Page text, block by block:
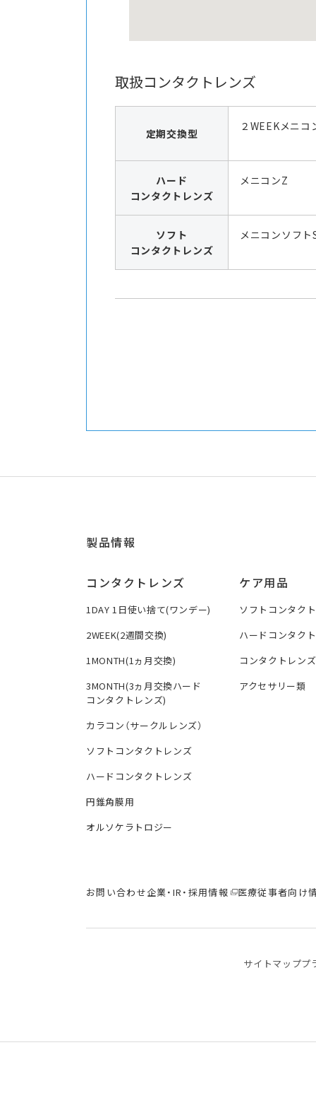
取扱コンタクトレンズ
定期交換型
２WEEKメニ
ハード
コンタクトレンズ
メニコンZ
ソフト
コンタクトレンズ
メニコンソフト
製品情報
コンタクトレンズ
1DAY 1日使い捨て(ワンデー)
2WEEK(2週間交換)
1MONTH(1ヵ月交換)
3MONTH(3ヵ月交換ハード
コンタクトレンズ)
カラコン（サークルレンズ）
ソフトコンタクトレンズ
ハードコンタクトレンズ
円錐角膜用
オルソケラトロジー
ケア用品
ソフトコンタク
ハードコンタク
コンタクトレン
アクセサリー類
お問い合わせ企業・IR・採用情報 医療従事者向け
サイトマッププ